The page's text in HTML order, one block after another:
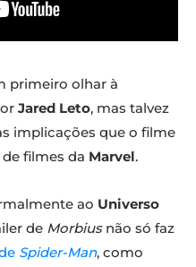
primeiro olhar à
Jared Leto, mas talvez
implicações que o filme
filmes da Marvel.
ao Universo
de Morbius não só faz
Spider-Man, como